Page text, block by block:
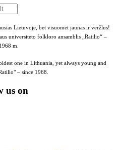
Lietuvoje, bet visuomet jaunas ir veržlus!
universiteto folkloro ansamblis „Ratilio“ –
m.
one in Lithuania, yet always young and
– since 1968.
us on